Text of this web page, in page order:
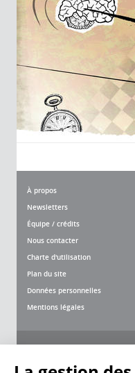
À propos
Newsletters
Équipe / crédits
Nous contacter
Charte d'utilisation
Plan du site
Données personnelles
Mentions légales